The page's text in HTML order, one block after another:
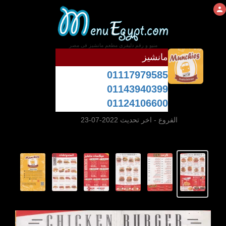
منيو و رقم دليفرى مطعم مانشيز فى مصر
مانشيز
01117979585
01143940399
01124106600
الفروع - اخر تحديث 2022-07-23